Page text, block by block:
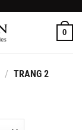
0
/ TRANG 2